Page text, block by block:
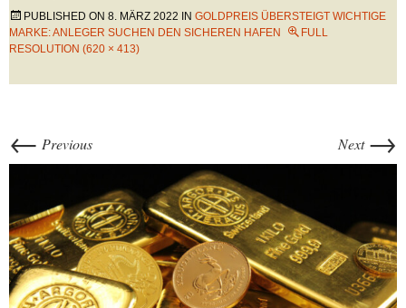
PUBLISHED ON 8. MÄRZ 2022 IN GOLDPREIS ÜBERSTEIGT WICHTIGE
MARKE: ANLEGER SUCHEN DEN SICHEREN HAFEN
FULL
RESOLUTION (620 × 413)
← Previous Next →